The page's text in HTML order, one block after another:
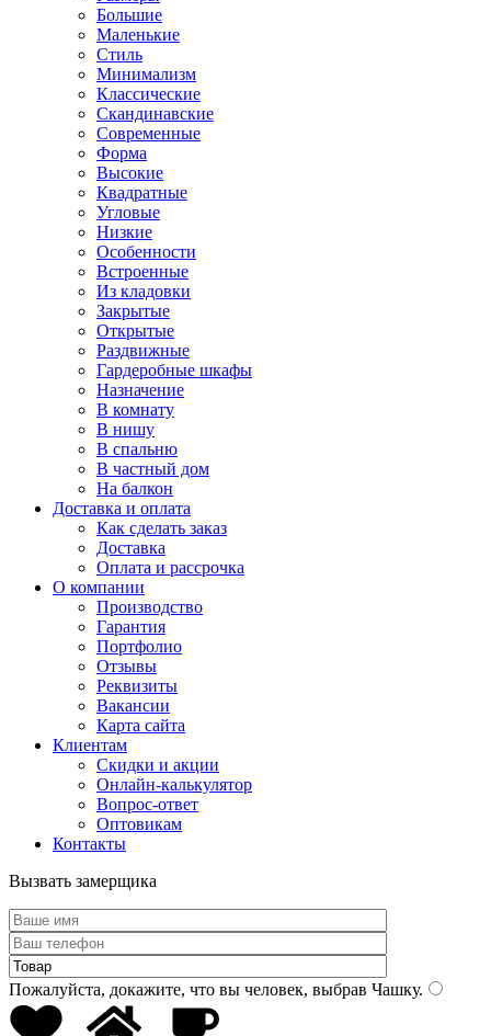
Большие
Маленькие
Стиль
Минимализм
Классические
Скандинавские
Современные
Форма
Высокие
Квадратные
Угловые
Низкие
Особенности
Встроенные
Из кладовки
Закрытые
Открытые
Раздвижные
Гардеробные шкафы
Назначение
В комнату
В нишу
В спальню
В частный дом
На балкон
Доставка и оплата
Как сделать заказ
Доставка
Оплата и рассрочка
О компании
Производство
Гарантия
Портфолио
Отзывы
Реквизиты
Вакансии
Карта сайта
Клиентам
Скидки и акции
Онлайн-калькулятор
Вопрос-ответ
Оптовикам
Контакты
Вызвать замерщика
Пожалуйста, докажите, что вы человек, выбрав Чашку.